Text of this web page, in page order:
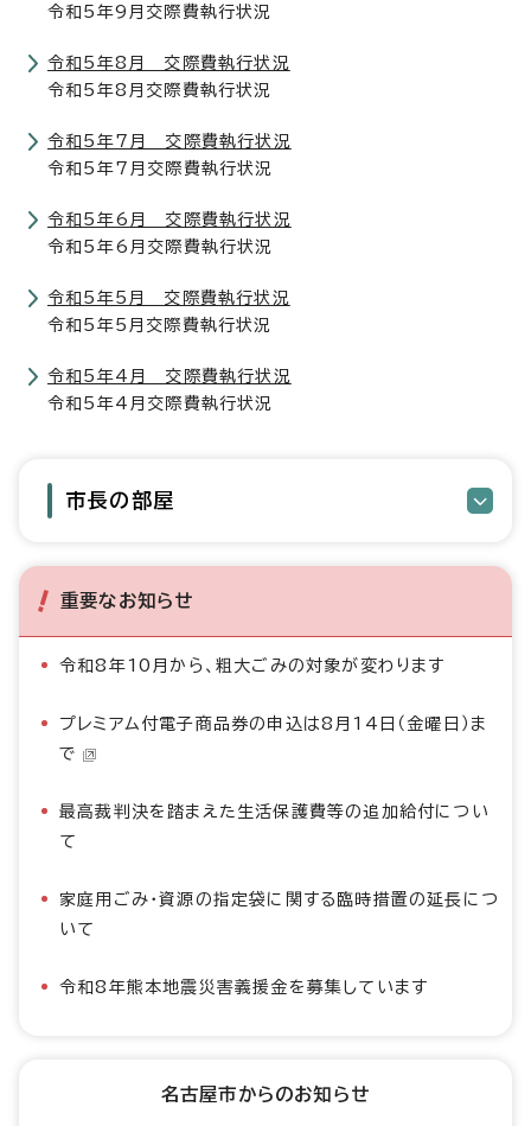
令和5年9月交際費執行状況
令和5年8月 交際費執行状況
令和5年8月交際費執行状況
令和5年7月 交際費執行状況
令和5年7月交際費執行状況
令和5年6月 交際費執行状況
令和5年6月交際費執行状況
令和5年5月 交際費執行状況
令和5年5月交際費執行状況
令和5年4月 交際費執行状況
令和5年4月交際費執行状況
市長の部屋
重要なお知らせ
令和8年10月から、粗大ごみの対象が変わります
プレミアム付電子商品券の申込は8月14日（金曜日）ま
で
最高裁判決を踏まえた生活保護費等の追加給付につい
て
家庭用ごみ・資源の指定袋に関する臨時措置の延長につ
いて
令和8年熊本地震災害義援金を募集しています
名古屋市からのお知らせ